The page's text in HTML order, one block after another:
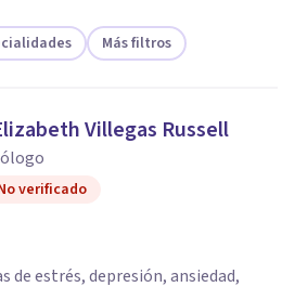
para encontrar el
preguntas y te ofreceremos
Más filtros
Villegas Russell
verificado
de estrés, depresión, ansiedad,